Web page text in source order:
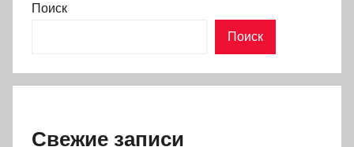
Поиск
Поиск
Свежие записи